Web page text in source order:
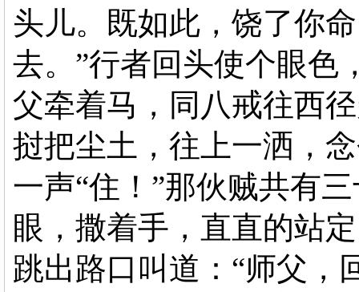
头儿。既如此，饶了你
去。”行者回头使个眼色
父牵着马，同八戒往西
挝把尘土，往上一洒，
一声“住！”那伙贼共有
眼，撒着手，直直的站
跳出路口叫道：“师父，